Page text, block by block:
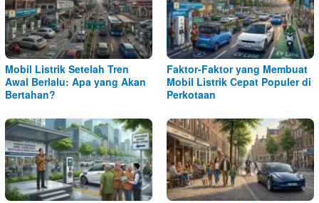
Mobil Listrik Setelah Tren
Awal Berlalu: Apa yang Akan
Bertahan?
Faktor-Faktor yang Membuat
Mobil Listrik Cepat Populer di
Perkotaan